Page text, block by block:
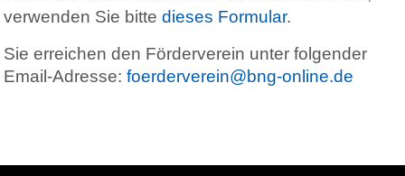
verwenden Sie bittedieses Formular.
Sie erreichen den Förderverein unter folgender
Email-Adresse:foerderverein@bng-online.de